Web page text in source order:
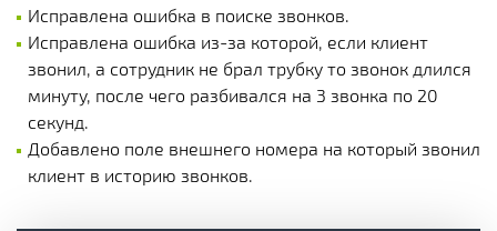
Исправлена ошибка в поиске звонков.
Исправлена ошибка из-за которой, если клиент
звонил, а сотрудник не брал трубку то звонок длился
минуту, после чего разбивался на 3 звонка по 20
секунд.
Добавлено поле внешнего номера на который звонил
клиент в историю звонков.